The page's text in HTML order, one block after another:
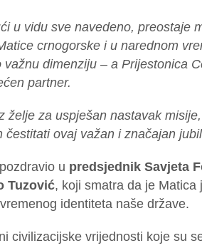
u vidu sve navedeno, preostaje
crnogorske i u narednom
važnu dimenziju – a Prijestonica
partner.
želje za uspješan nastavak
čestitati ovaj važan i značajan
u predsjednik Savjeta
Tuzović, koji smatra da je Matica
identiteta naše države.
civilizacijske vrijednosti koje su